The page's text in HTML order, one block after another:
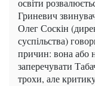
освіти
Гриневич
Олег Соскін
суспільства)
причин: вона або
заперечувати
трохи, але